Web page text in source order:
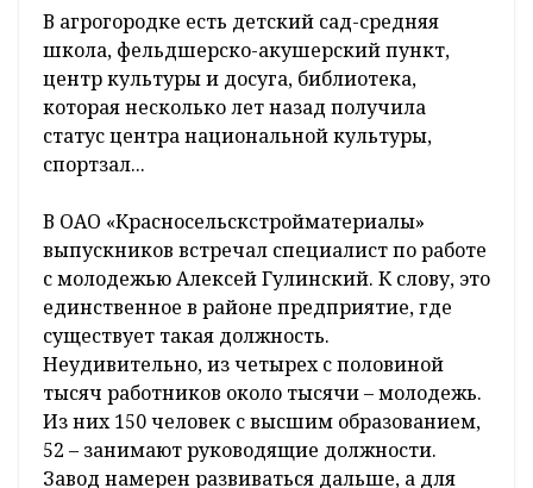
В агрогородке есть детский сад-средняя
школа, фельдшерско-акушерский пункт,
центр культуры и досуга, библиотека,
которая несколько лет назад получила
статус центра национальной культуры,
спортзал...
В ОАО «Красносельскстройматериалы»
выпускников встречал специалист по работе
с молодежью Алексей Гулинский. К слову, это
единственное в районе предприятие, где
существует такая должность.
Неудивительно, из четырех с половиной
тысяч работников около тысячи – молодежь.
Из них 150 человек с высшим образованием,
52 – занимают руководящие должности.
Завод намерен развиваться дальше, а для